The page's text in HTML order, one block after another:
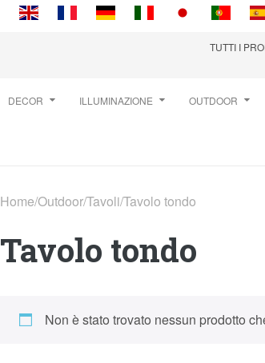
TUTTI I
DECOR ILLUMINAZIONE OUTDOOR
Home/Outdoor/Tavoli/Tavolo tondo
Tavolo tondo
Non è stato trovato nessun prodotto